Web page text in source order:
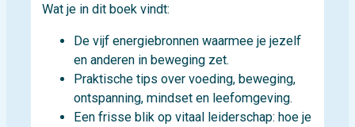
Wat je in dit boek vindt:
De vijf energiebronnen waarmee je jezelf
en anderen in beweging zet.
Praktische tips over voeding, beweging,
ontspanning, mindset en leefomgeving.
Een frisse blik op vitaal leiderschap: hoe je